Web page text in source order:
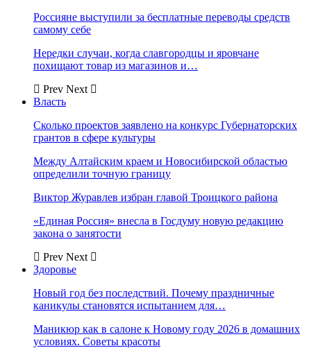
Россияне выступили за бесплатные переводы средств
самому себе
Нередки случаи, когда славгородцы и яровчане
похищают товар из магазинов и…
Prev Next
Власть
Сколько проектов заявлено на конкурс Губернаторских
грантов в сфере культуры
Между Алтайским краем и Новосибирской областью
определили точную границу
Виктор Журавлев избран главой Троицкого района
«Единая Россия» внесла в Госдуму новую редакцию
закона о занятости
Prev Next
Здоровье
Новый год без последствий. Почему праздничные
каникулы становятся испытанием для…
Маникюр как в салоне к Новому году 2026 в домашних
условиях. Советы красоты